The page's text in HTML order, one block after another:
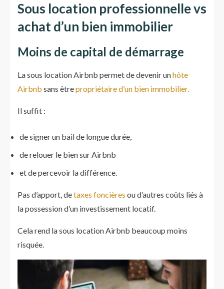
Sous location professionnelle vs
achat d’un bien immobilier
Moins de capital de démarrage
La sous location Airbnb permet de devenir unhôte
Airbnb sans êtrepropriétaire d’un bien immobilier.
Il suffit :
de signer un bail de longue durée,
de relouer le bien sur Airbnb
et de percevoir la différence.
Pas d’apport, detaxes foncières ou d’autres coûts liés à
la possession d’un investissement locatif.
Cela rend la sous location Airbnb beaucoup moins
risquée.